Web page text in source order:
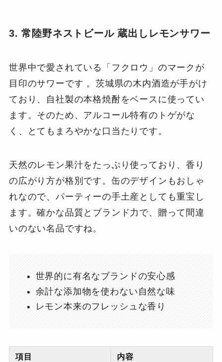
3. 常陸野ネストビール 蔵出しレモンサワー
世界中で愛されている「フクロウ」のマークが
目印のサワーです 。茨城県の木内酒造が手がけ
ており、自社製の本格焼酎をベースに使ってい
ます。そのため、アルコール特有のトゲがな
く、とてもまろやかな口当たりです。
天然のレモン果汁をたっぷり使っており、香り
の広がり方が格別です。缶のデザインもおしゃ
れなので、パーティーの手土産としても重宝し
ます。確かな品質とブランド力で、贈って間違
いのない名品ですね。
世界的に有名なブランドの安心感
余計な添加物を使わない自然な味
レモン本来のフレッシュな香り
項目 内容